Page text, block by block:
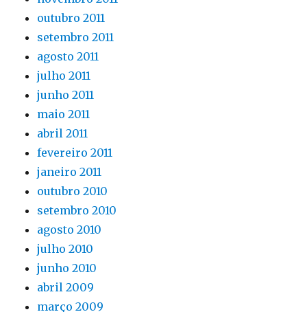
outubro 2011
setembro 2011
agosto 2011
julho 2011
junho 2011
maio 2011
abril 2011
fevereiro 2011
janeiro 2011
outubro 2010
setembro 2010
agosto 2010
julho 2010
junho 2010
abril 2009
março 2009